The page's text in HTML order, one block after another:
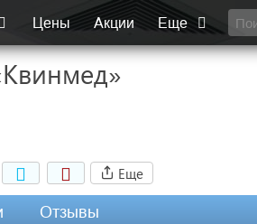
Цены Акции Еще
Еще
Отзывы